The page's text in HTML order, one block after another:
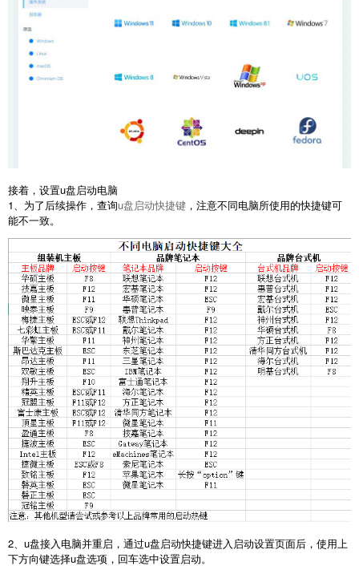
接着，设置u盘启动电脑
1、为了后续操作，查询u盘启动快捷键 ，注意不同电脑所使用的快捷键可
能不一致。
2、u盘接入电脑并重启，通过u盘启动快捷键进入启动设置页面后，使用上
下方向键选择u盘选项，回车选中设置启动。